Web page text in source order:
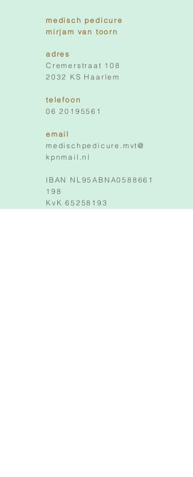
medisch pedicure
mirjam van toorn
adres
Cremerstraat 108
2032 KS Haarlem
telefoon
06 20195561
email
medischpedicure.mvt@
kpnmail.nl
IBAN NL95ABNA0588661
198
KvK65258193